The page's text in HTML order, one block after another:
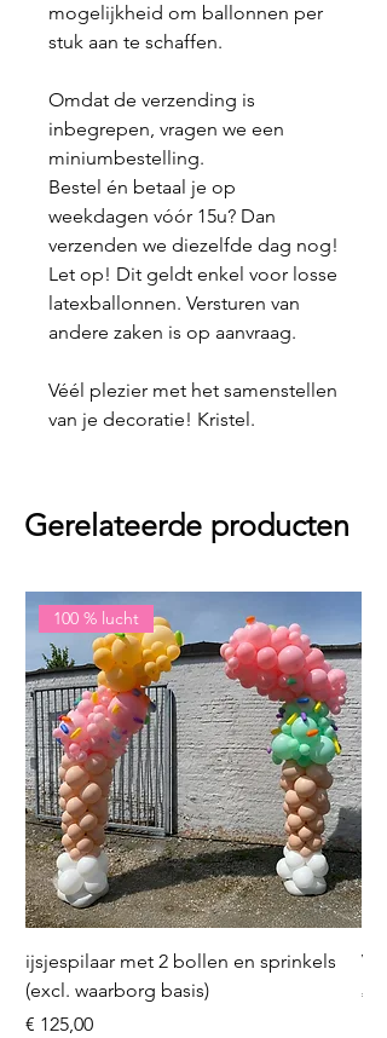
mogelijkheid om ballonnen per
stuk aan te schaffen.
Omdat de verzending is
inbegrepen, vragen we een
miniumbestelling.
Bestel én betaal je op
weekdagen vóór 15u? Dan
verzenden we diezelfde dag nog!
Let op! Dit geldt enkel voor losse
latexballonnen. Versturen van
andere zaken is op aanvraag.
Véél plezier met het samenstellen
van je decoratie! Kristel.
Gerelateerde producten
100 % lucht
ijsjespilaar met 2 bollen en sprinkels
(excl. waarborg basis)
Prijs
€ 125,00
Prijs
€